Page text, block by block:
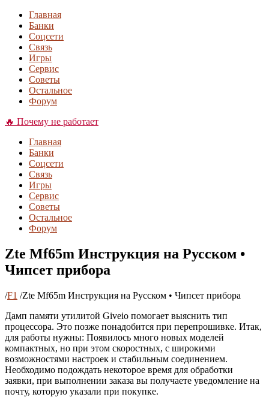
Главная
Банки
Соцсети
Связь
Игры
Сервис
Советы
Остальное
Форум
🔥 Почему не работает
Главная
Банки
Соцсети
Связь
Игры
Сервис
Советы
Остальное
Форум
Zte Mf65m Инструкция на Русском •
Чипсет прибора
/F1 /Zte Mf65m Инструкция на Русском • Чипсет прибора
Дамп памяти утилитой Giveio помогает выяснить тип
процессора. Это позже понадобится при перепрошивке. Итак,
для работы нужны: Появилось много новых моделей
компактных, но при этом скоростных, с широкими
возможностями настроек и стабильным соединением.
Необходимо подождать некоторое время для обработки
заявки, при выполнении заказа вы получаете уведомление на
почту, которую указали при покупке.